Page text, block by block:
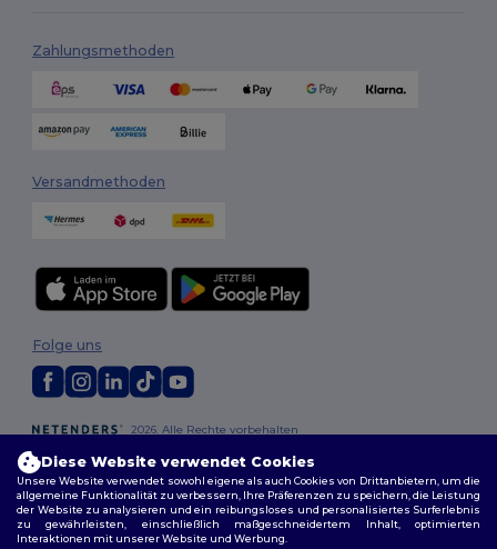
Zahlungsmethoden
Versandmethoden
2026. Alle Rechte vorbehalten
Allgemeine Geschäftsbedingungen
Datenschutzbestimmungen|Cookie-Richtlinie|
Folge uns
Diese Website verwendet Cookies
Unsere Website verwendet sowohl eigene als auch Cookies von Drittanbietern, um die
allgemeine Funktionalität zu verbessern, Ihre Präferenzen zu speichern, die Leistung
der Website zu analysieren und ein reibungsloses und personalisiertes Surferlebnis
zu gewährleisten, einschließlich maßgeschneidertem Inhalt, optimierten
Interaktionen mit unserer Website und Werbung.